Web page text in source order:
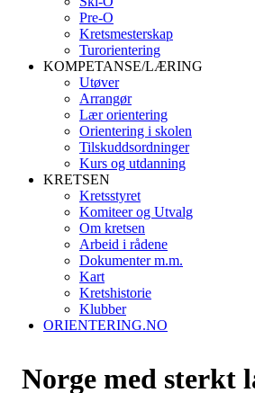
Pre-O
Kretsmesterskap
Turorientering
KOMPETANSE/LÆRING
Utøver
Arrangør
Lær orientering
Orientering i skolen
Tilskuddsordninger
Kurs og utdanning
KRETSEN
Kretsstyret
Komiteer og Utvalg
Om kretsen
Arbeid i rådene
Dokumenter m.m.
Kart
Kretshistorie
Klubber
ORIENTERING.NO
Norge med sterkt